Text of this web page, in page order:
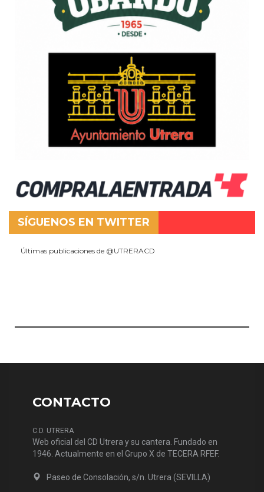
SÍGUENOS EN TWITTER
Últimas publicaciones de @UTRERACD
CONTACTO
C.D. UTRERA
Web oficial del CD Utrera y su cantera. Fundado en
1946. Actualmente en el Grupo X de TECERA RFEF.
Paseo de Consolación, s/n. Utrera (SEVILLA)